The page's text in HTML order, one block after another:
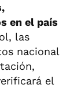
en el país
las
nacional
el